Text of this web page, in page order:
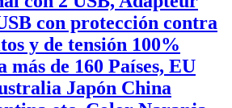
con protección contra
y de tensión 100%
más de 160 Países, EU
Japón China